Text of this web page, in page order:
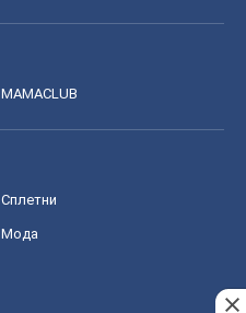
MAMACLUB
Сплетни
Мода